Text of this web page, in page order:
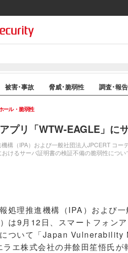
被害･事故 脅威･脆弱性 調査･報告
プリ「WTW-EAGLE」に
構（IPA）および一般社団法人JPCERT コ
けるサーバ証明書の検証不備の脆弱性につ
ール・脆弱性
処理推進機構（IPA）および
は9月12日、スマートフォン
ついて「Japan Vulnerability
エ株式会社の井餘田笙悟氏